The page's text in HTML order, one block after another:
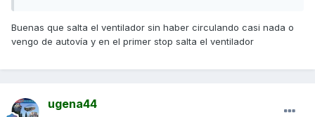
Buenas que salta el ventilador sin haber circulando casi nada o
vengo de autovía y en el primer stop salta el ventilador
ugena44